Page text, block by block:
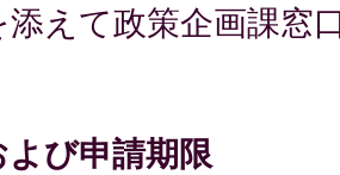
添えて政策企画課窓
び申請期限